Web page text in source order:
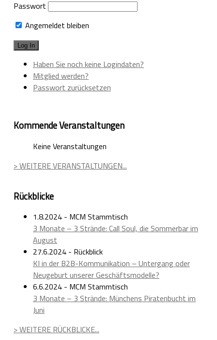
Passwort
Angemeldet bleiben
Haben Sie noch keine Logindaten?
Mitglied werden?
Passwort zurücksetzen
Kommende Veranstaltungen
Keine Veranstaltungen
> WEITERE VERANSTALTUNGEN...
Rückblicke
1.8.2024 - MCM Stammtisch
3 Monate – 3 Strände: Call Soul, die Sommerbar im
August
27.6.2024 - Rückblick
KI in der B2B-Kommunikation – Untergang oder
Neugeburt unserer Geschäftsmodelle?
6.6.2024 - MCM Stammtisch
3 Monate – 3 Strände: Münchens Piratenbucht im
Juni
> WEITERE RÜCKBLICKE...